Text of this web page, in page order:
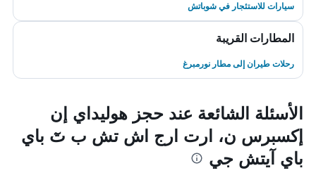
سيارات للاستئجار في شوباتش
المطارات القريبة
رحلات طيران إلى مطار نورمبرغ
الأسئلة الشائعة عند حجز هوليداي إن
إكسبرس ن، ارت ارج اش تش ب تٓ باي
باي آيتش جي